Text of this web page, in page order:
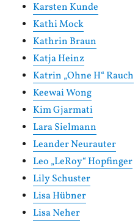
Karsten Kunde
Kathi Mock
Kathrin Braun
Katja Heinz
Katrin „Ohne H“ Rauch
Keewai Wong
Kim Gjarmati
Lara Sielmann
Leander Neurauter
Leo „LeRoy“ Hopfinger
Lily Schuster
Lisa Hübner
Lisa Neher